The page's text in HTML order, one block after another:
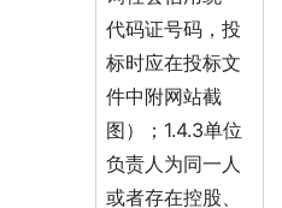
代码证号码，投
标时应在投标文
件中附网站截
图）；1.4.3单位
负责人为同一人
或者存在控股、